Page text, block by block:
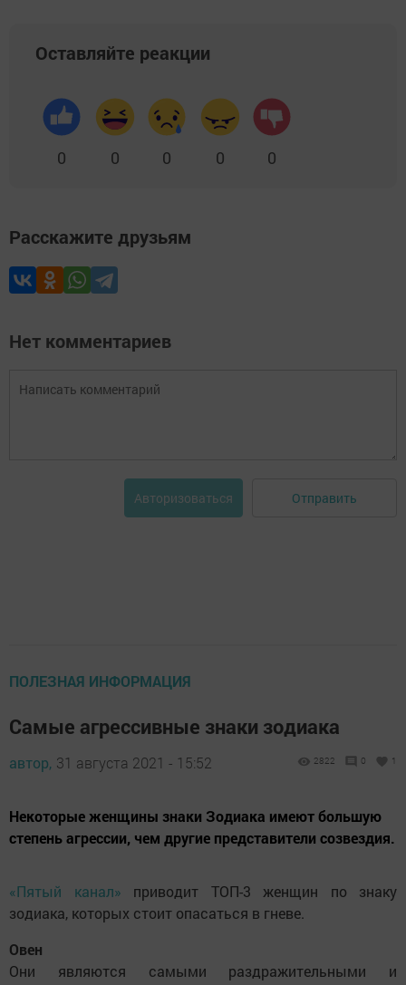
Оставляйте реакции
0 0 0 0 0
Расскажите друзьям
Нет комментариев
Авторизоваться Отправить
ПОЛЕЗНАЯ ИНФОРМАЦИЯ
Самые агрессивные знаки зодиака
автор, 31 августа 2021 - 15:52 2822 0 1
Некоторые женщины знаки Зодиака имеют большую
степень агрессии, чем другие представители созвездия.
«Пятый канал» приводит ТОП-3 женщин по знаку
зодиака, которых стоит опасаться в гневе.
Овен
Они являются самыми раздражительными и